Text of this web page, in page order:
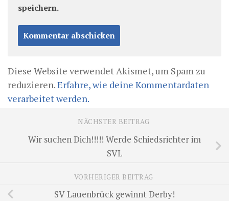
speichern.
Diese Website verwendet Akismet, um Spam zu
reduzieren.Erfahre, wie deine Kommentardaten
verarbeitet werden.
NÄCHSTER BEITRAG
Wir suchen Dich!!!!! Werde Schiedsrichter im
SVL
VORHERIGER BEITRAG
SV Lauenbrück gewinnt Derby!